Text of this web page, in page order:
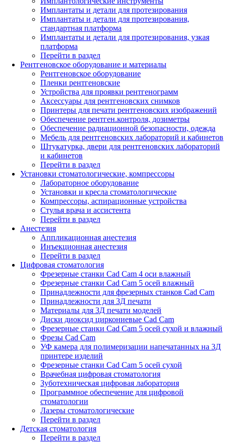
Имплантаты и детали для протезирования
Имплантаты и детали для протезирования,
стандартная платформа
Имплантаты и детали для протезирования, узкая
платформа
Перейти в раздел
Рентгеновское оборудование и материалы
Рентгеновское оборудование
Пленки рентгеновские
Устройства для проявки рентгенограмм
Аксессуары для рентгеновских снимков
Принтеры для печати рентгеновских изображений
Обеспечение рентген.контроля, дозиметры
Обеспечение радиационной безопасности, одежда
Мебель для рентгеновских лабораторий и кабинетов
Штукатурка, двери для рентгеновских лабораторий
и кабинетов
Перейти в раздел
Установки стоматологические, компрессоры
Лабораторное оборудование
Установки и кресла стоматологические
Компрессоры, аспирационные устройства
Стулья врача и ассистента
Перейти в раздел
Анестезия
Аппликационная анестезия
Инъекционная анестезия
Перейти в раздел
Цифровая стоматология
Фрезерные станки Cad Cam 4 оси влажный
Фрезерные станки Cad Cam 5 осей влажный
Принадлежности для фрезерных станков Cad Cam
Принадлежности для 3Д печати
Материалы для 3Д печати моделей
Диски диоксид циркониевые Cad Cam
Фрезерные станки Cad Cam 5 осей сухой и влажный
Фрезы Cad Cam
УФ камера для полимеризации напечатанных на 3Д
принтере изделий
Фрезерные станки Cad Cam 5 осей сухой
Врачебная цифровая стоматология
Зуботехническая цифровая лаборатория
Программное обеспечение для цифровой
стоматологии
Лазеры стоматологические
Перейти в раздел
Детская стоматология
Перейти в раздел